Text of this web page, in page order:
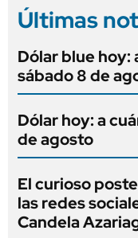
Últimas
Dólar blue hoy:
sábado 8 de
Dólar hoy: a
de agosto
El curioso
las redes
Candela